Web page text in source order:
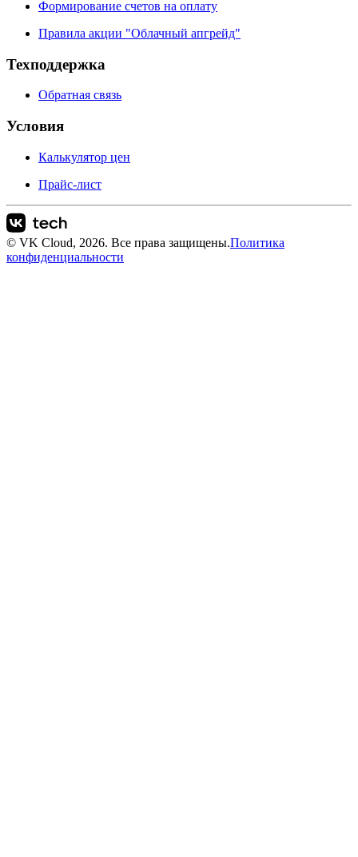
Формирование счетов на оплату
Правила акции "Облачный апгрейд"
Техподдержка
Обратная связь
Условия
Калькулятор цен
Прайс-лист
© VK Cloud, 2026. Все права защищены.Политика
конфиденциальности